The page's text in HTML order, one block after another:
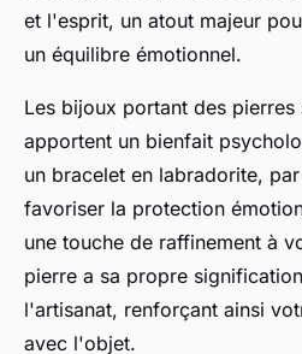
et l'esprit, un atout majeur
un équilibre émotionnel.
Les bijoux portant des pierres
apportent un bienfait
un bracelet en labradorite,
favoriser la protection
une touche de raffinement à
pierre a sa propre
l'artisanat, renforçant ainsi
avec l'objet.